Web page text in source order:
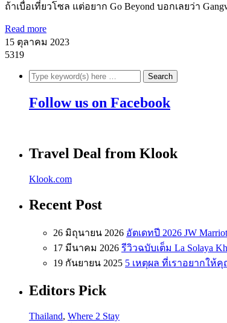
ถ้าเบื่อเที่ยวโซล แต่อยาก Go Beyond บอกเลยว่า
Read more
15 ตุลาคม 2023
5319
Follow us on Facebook
Travel Deal from Klook
Klook.com
Recent Post
26 มิถุนายน 2026 อัตเดทปี 2026 JW
17 มีนาคม 2026 รีวิวฉบับเต็ม La Solaya
19 กันยายน 2025 5 เหตุผล ที่เราอยากให้
Editors Pick
Thailand, Where 2 Stay